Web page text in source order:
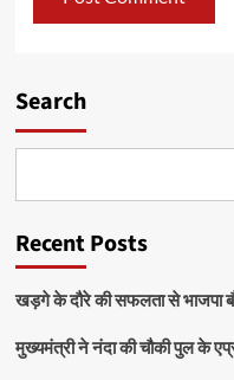
Search
Recent Posts
खड़गे के दौरे की सफलता से भाजपा
मुख्यमंत्री ने नंदा की चौकी पुल के